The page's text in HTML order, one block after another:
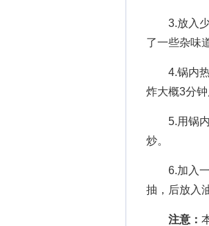
3.放入少
了一些杂味
4.锅内热
炸大概3分钟
5.用锅内
炒。
6.加入一
抽，后放入
注意：